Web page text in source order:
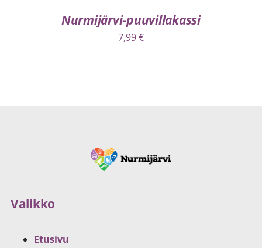
Nurmijärvi-puuvillakassi
7,99€
Valikko
Etusivu